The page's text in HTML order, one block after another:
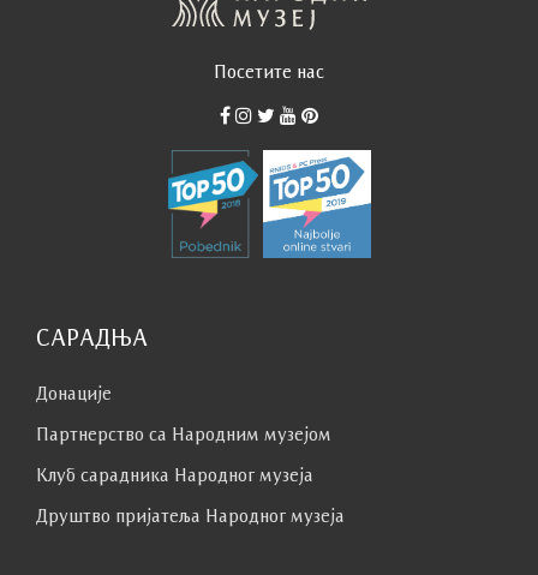
Посетите нас
САРАДЊА
Донације
Партнерство са Народним музејoм
Клуб сaрaдникa Народног музеја
Друштво пријатеља Народног музеја